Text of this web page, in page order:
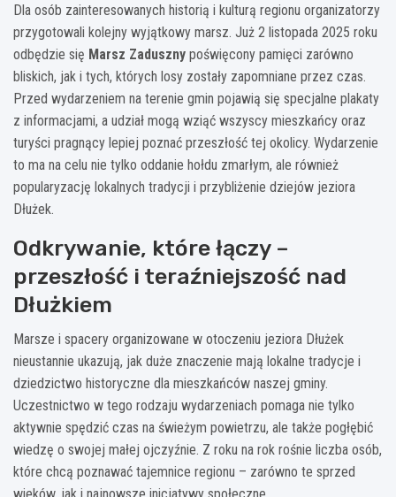
Dla osób zainteresowanych historią i kulturą regionu organizatorzy
przygotowali kolejny wyjątkowy marsz. Już 2 listopada 2025 roku
odbędzie się Marsz Zaduszny poświęcony pamięci zarówno
bliskich, jak i tych, których losy zostały zapomniane przez czas.
Przed wydarzeniem na terenie gmin pojawią się specjalne plakaty
z informacjami, a udział mogą wziąć wszyscy mieszkańcy oraz
turyści pragnący lepiej poznać przeszłość tej okolicy. Wydarzenie
to ma na celu nie tylko oddanie hołdu zmarłym, ale również
popularyzację lokalnych tradycji i przybliżenie dziejów jeziora
Dłużek.
Odkrywanie, które łączy –
przeszłość i teraźniejszość nad
Dłużkiem
Marsze i spacery organizowane w otoczeniu jeziora Dłużek
nieustannie ukazują, jak duże znaczenie mają lokalne tradycje i
dziedzictwo historyczne dla mieszkańców naszej gminy.
Uczestnictwo w tego rodzaju wydarzeniach pomaga nie tylko
aktywnie spędzić czas na świeżym powietrzu, ale także pogłębić
wiedzę o swojej małej ojczyźnie. Z roku na rok rośnie liczba osób,
które chcą poznawać tajemnice regionu – zarówno te sprzed